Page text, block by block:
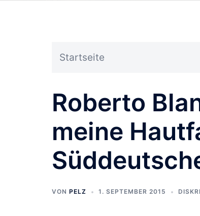
Startseite
Roberto
meine
VON PELZ 1. SEPTEMBER 2015